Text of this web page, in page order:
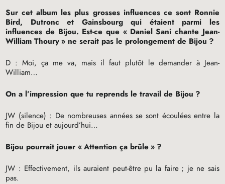
Sur cet album les plus grosses influences ce sont Ronnie
Bird, Dutronc et Gainsbourg qui étaient parmi les
influences de Bijou. Est-ce que « Daniel Sani chante Jean-
William Thoury» ne serait pas le prolongement de Bijou ?
D : Moi, ça me va, mais il faut plutôt le demander à Jean-
William…
On a l’impression que tu reprends le travail de Bijou ?
JW (silence) : De nombreuses années se sont écoulées entre la
fin de Bijou et aujourd’hui…
Bijou pourrait jouer «Attention ça brûle» ?
JW : Effectivement, ils auraient peut-être pu la faire ; je ne sais
pas.